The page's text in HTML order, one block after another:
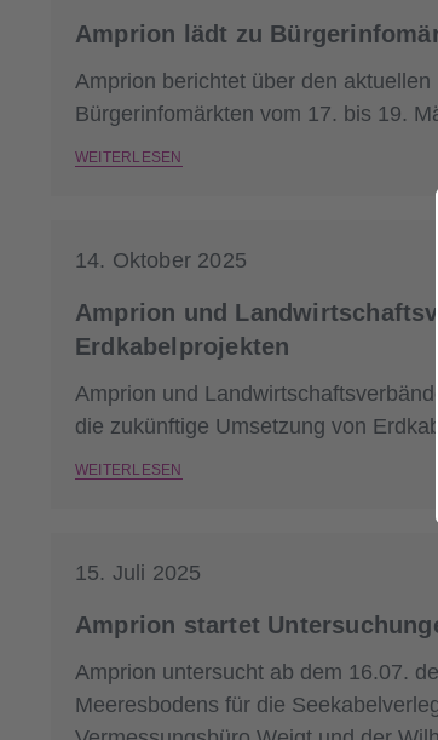
Amprion lädt zu
Amprion berichtet über den
Bürgerinfomärkten vom 17. bis 19.
WEITERLESEN
14. Oktober 2025
Amprion und
Erdkabelprojekten
Amprion und
die zukünftige Umsetzung von
WEITERLESEN
15. Juli 2025
Amprion startet
Amprion untersucht ab dem 16.07.
Meeresbodens für die